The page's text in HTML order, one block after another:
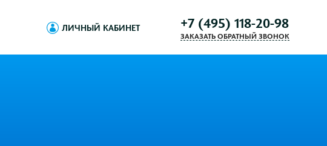
ЛИЧНЫЙ КАБИНЕТ +7 (495) 118-20-98
ЗАКАЗАТЬ ОБРАТНЫЙ ЗВОНОК